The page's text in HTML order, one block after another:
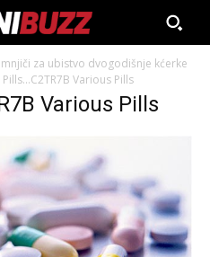
za ubistvo dvogodišnje kćerke
Various Pills
Various Pills